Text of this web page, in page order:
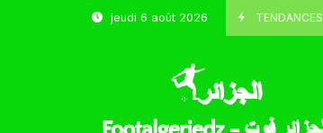
jeudi 6 août 2026 TENDANCES
الحارس بوحلفاية يتحدث عن طموحاته مع المنتخب و شباب